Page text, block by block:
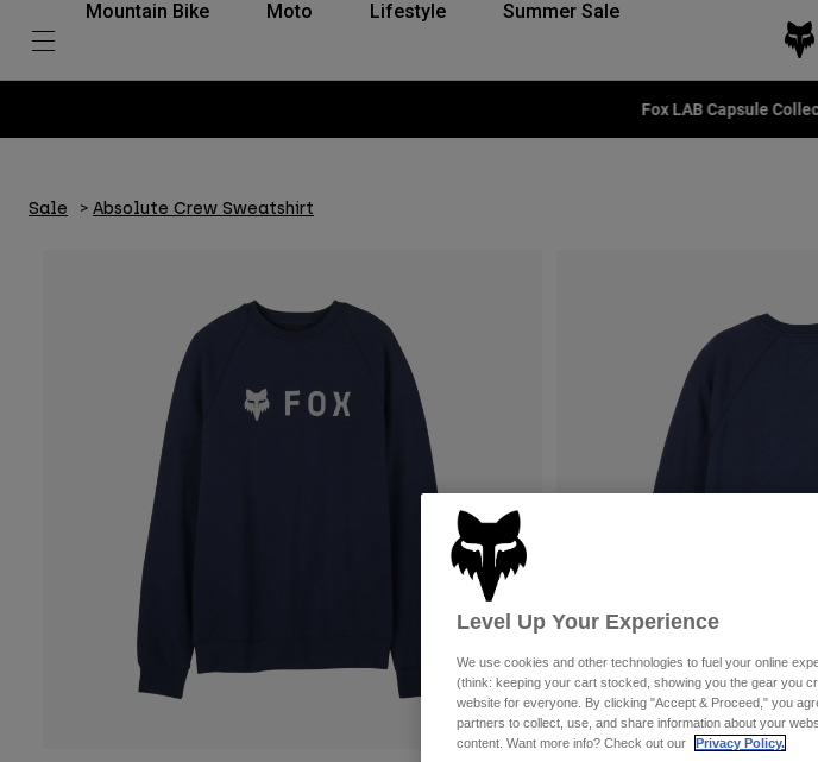
Mountain Bike Moto Lifestyle Summer Sale
Fox LAB Capsule
Sale Absolute Crew Sweatshirt
Level Up Your Experience
We use cookies and other technologies to fuel your online
(think: keeping your cart stocked, showing you the gear you
website for everyone. By clicking "Accept & Proceed," you
partners to collect, use, and share information about your
content. Want more info? Check out our
Privacy Policy.